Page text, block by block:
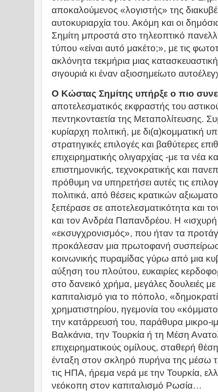
αποκαλούμενος «λογιστής» της
αυτοκυριαρχία του. Ακόμη και οι
Σημίτη μπροστά στο τηλεοπτικό
τύπου «είναι αυτό μακέτο;», με τις
ακλόνητα τεκμήρια μιας
σιγουριά κι έναν αξιοσημείωτο
Ο Κώστας Σημίτης υπήρξε ο πιο
αποτελεσματικός εκφραστής του
πεντηκονταετία της Μεταπολίτευσης.
κυρίαρχη πολιτική, με δι(α)κομματική
στρατηγικές επιλογές και βαθύτερες
επιχειρηματικής ολιγαρχίας -με τα νέα
επιστημονικής, τεχνοκρατικής και
πρόθυμη να υπηρετήσει αυτές τις
πολιτικά, από θέσεις κρατικών
ξεπέρασε σε αποτελεσματικότητα και
και τον Ανδρέα Παπανδρέου. Η
«εκσυγχρονισμός», που ήταν τα
προκάλεσαν μια πρωτοφανή
κοινωνικής πυραμίδας γύρω από μια
αύξηση του πλούτου, ευκαιρίες
στο δανεικό χρήμα, μεγάλες δουλειές
καπιταλισμό για το πόπολο,
χρηματιστηρίου, ηγεμονία του
την κατάρρευσή του, παράθυρα μικρο-
Βαλκάνια, την Τουρκία ή τη Μέση
επιχειρηματικούς ομίλους, σταθερή
ένταξη στον σκληρό πυρήνα της μέσω
τις ΗΠΑ, ήρεμα νερά με την Τουρκία,
νεόκοπη στον καπιταλισμό Ρωσία…